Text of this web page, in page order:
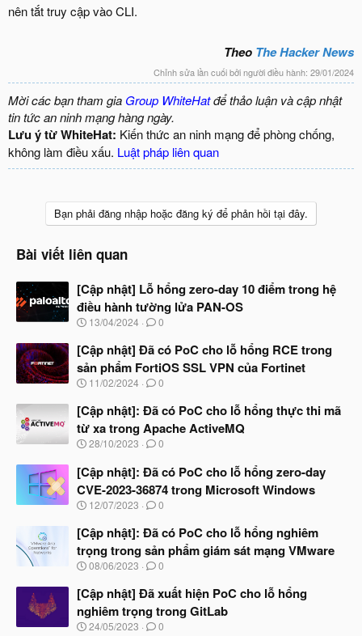
nên tắt truy cập vào CLI.
Theo The Hacker News
Chỉnh sửa lần cuối bởi người điều hành: 29/01/2024
Mời các bạn tham gia Group WhiteHatđể thảo luận và cập nhật
tin tức an ninh mạng hàng ngày.
Lưu ý từ WhiteHat: Kiến thức an ninh mạng để phòng chống,
không làm điều xấu. Luật pháp liên quan
Bạn phải đăng nhập hoặc đăng ký để phản hồi tại đây.
Bài viết liên quan
[Cập nhật] Lỗ hổng zero-day 10 điểm trong hệ
điều hành tường lửa PAN-OS
N
à
y
b
ắ
đ
ầ
u
13/04/2024 0
[Cập nhật] Đã có PoC cho lỗ hổng RCE trong
sản phẩm FortiOS SSL VPN của Fortinet
N
à
y
b
ắ
đ
ầ
u
11/02/2024 0
[Cập nhật]: Đã có PoC cho lỗ hổng thực thi mã
từ xa trong Apache ActiveMQ
N
à
y
b
ắ
đ
ầ
u
28/10/2023 0
[Cập nhật]: Đã có PoC cho lỗ hổng zero-day
CVE-2023-36874 trong Microsoft Windows
N
à
y
b
ắ
đ
ầ
u
12/07/2023 0
[Cập nhật]: Đã có PoC cho lỗ hổng nghiêm
trọng trong sản phẩm giám sát mạng VMware
N
à
y
b
ắ
08/06/2023 0
[Cập nhật] Đã xuất hiện PoC cho lỗ hổng
nghiêm trọng trong GitLab
N
24/05/2023 0